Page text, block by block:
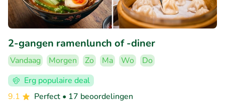
2-gangen ramenlunch of -diner
Vandaag Morgen Zo Ma Wo
Do
Erg populaire deal
9.1
Perfect • 17 beoordelingen